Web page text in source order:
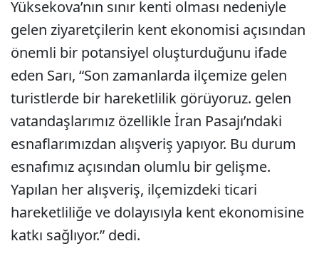
Yüksekova’nın sınır kenti olması nedeniyle
gelen ziyaretçilerin kent ekonomisi açısından
önemli bir potansiyel oluşturduğunu ifade
eden Sarı, “Son zamanlarda ilçemize gelen
turistlerde bir hareketlilik görüyoruz. gelen
vatandaşlarımız özellikle İran Pasajı’ndaki
esnaflarımızdan alışveriş yapıyor. Bu durum
esnafımız açısından olumlu bir gelişme.
Yapılan her alışveriş, ilçemizdeki ticari
hareketliliğe ve dolayısıyla kent ekonomisine
katkı sağlıyor.” dedi.